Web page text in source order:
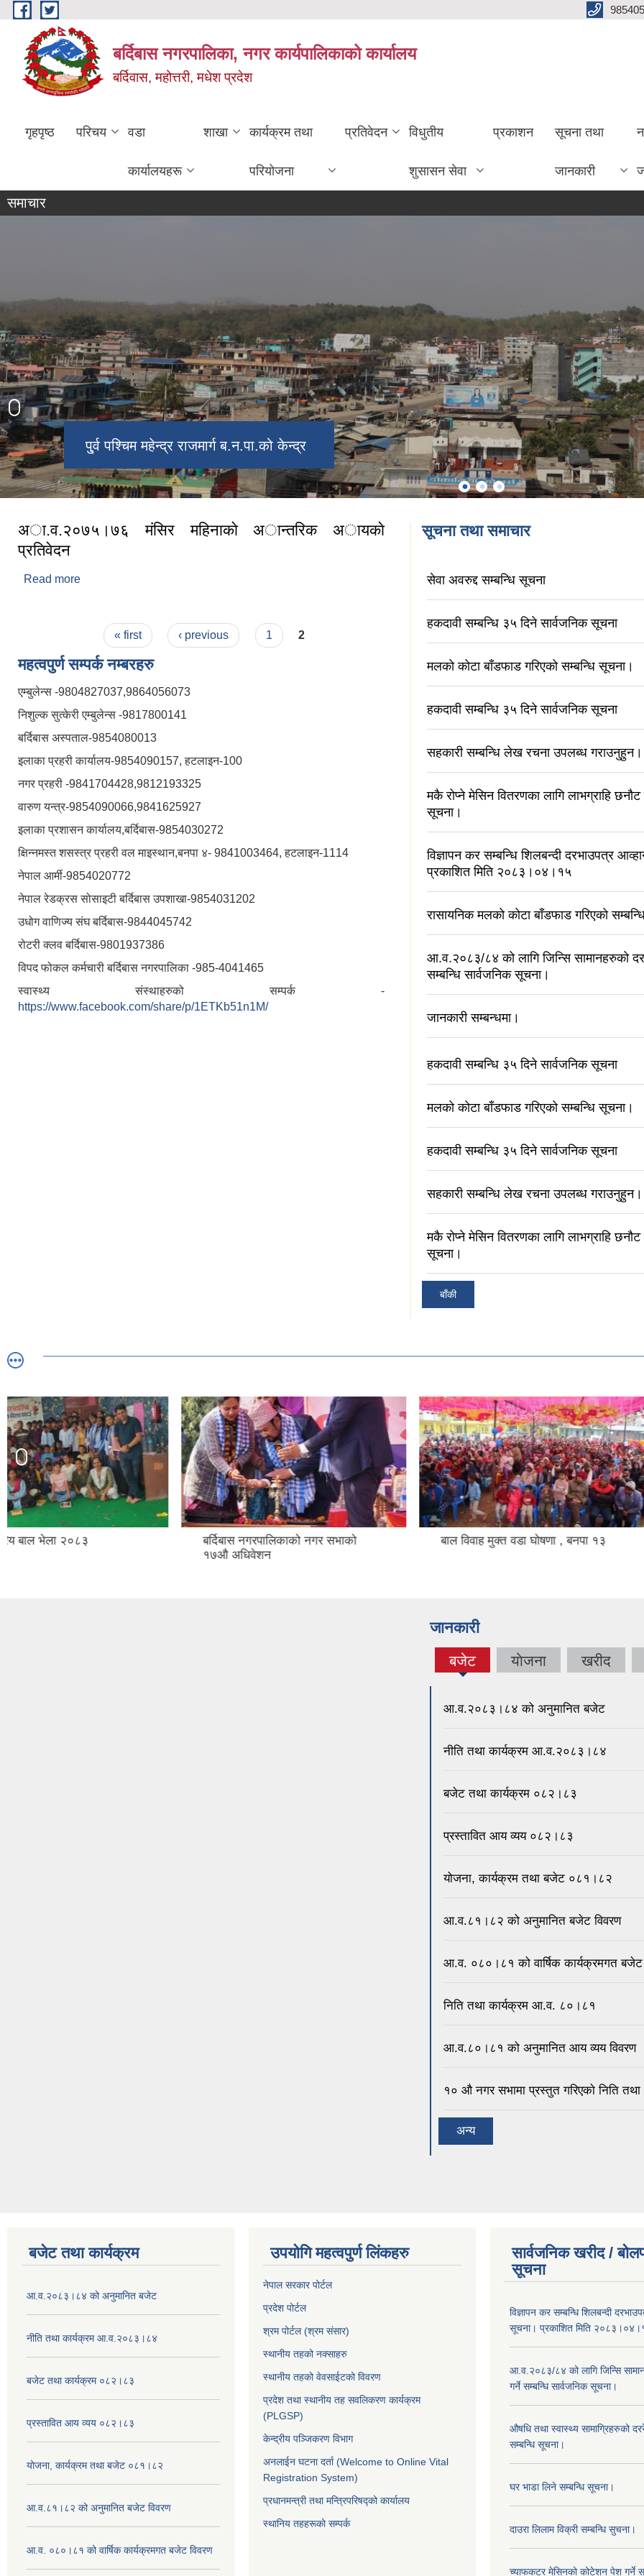
Skip to main content
बर्दिबास नगरपालिका, नगर कार्यपालिकाको कार्यालय
बर्दिवास, महोत्तरी, मधेश प्रदेश
गृहपृष्ठ परिचय वडा
कार्यालयहरू
शाखा कार्यक्रम तथा
परियोजना
प्रतिवेदन विधुतीय
शुसासन सेवा
प्रकाशन सूचना तथा
जानकारी
समाचार
पु्र्व पश्चिम महेन्द्र राजमार्ग ब.न.पा.को केन्द्र
ऐतिहासिक टुटेश्वरनाथ महादेव मन्दिर
ब.न.पा.-५
रमणीय स्मृति पार्क,ब.न.पा.-३
अा.व.२०७५।७६ मंसिर महिनाकाे अान्तरिक अायकाे
प्रतिवेदन
Read more
« first ‹ previous 1 2
महत्वपुर्ण सम्पर्क नम्बरहरु
एम्बुलेन्स -9804827037,9864056073
निशुल्क सुत्केरी एम्बुलेन्स -9817800141
बर्दिबास अस्पताल-9854080013
इलाका प्रहरी कार्यालय-9854090157, हटलाइन-100
नगर प्रहरी -9841704428,9812193325
वारुण यन्त्र-9854090066,9841625927
इलाका प्रशासन कार्यालय,बर्दिबास-9854030272
क्षिन्नमस्त शसस्त्र प्रहरी वल माइस्थान,बनपा ४- 9841003464, हटलाइन-1114
नेपाल आर्मी-9854020772
नेपाल रेडक्रस सोसाइटी बर्दिबास उपशाखा-9854031202
उधोग वाणिज्य संघ बर्दिबास-9844045742
रोटरी क्लव बर्दिबास-9801937386
विपद फोकल कर्मचारी बर्दिबास नगरपालिका -985-4041465
स्वास्थ्य संस्थाहरुको सम्पर्क -
https://www.facebook.com/share/p/1ETKb51n1M/
सूचना तथा समाचार
सेवा अवरुद्द सम्बन्धि सूचना
हकदावी सम्बन्धि ३५ दिने सार्वजनिक सूचना
मलको कोटा बाँडफाड गरिएको सम्बन्धि सूचना।
हकदावी सम्बन्धि ३५ दिने सार्वजनिक सूचना
सहकारी सम्बन्धि लेख रचना उपलब्ध गराउनुहुन।
मकै रोप्ने मेसिन वितरणका लागि लाभग्राहि छनौट
सूचना।
विज्ञापन कर सम्बन्धि शिलबन्दी दरभाउपत्र
प्रकाशित मिति २०८३।०४।१५
रासायनिक मलको कोटा बाँडफाड गरिएको
आ.व.२०८३/८४ को लागि जिन्सि सामानहरुको
सम्बन्धि सार्वजनिक सूचना।
जानकारी सम्बन्धमा।
हकदावी सम्बन्धि ३५ दिने सार्वजनिक सूचना
मलको कोटा बाँडफाड गरिएको सम्बन्धि सूचना।
हकदावी सम्बन्धि ३५ दिने सार्वजनिक सूचना
सहकारी सम्बन्धि लेख रचना उपलब्ध गराउनुहुन।
मकै रोप्ने मेसिन वितरणका लागि लाभग्राहि छनौट
सूचना।
बाँकी
बर्दिबास नगरपालिकाको नगर सभाको
बाल विवाह मुक्त वडा घोषणा , बनपा १३ बाल विवाह मुक्त वडा घोषणा ,
जानकारी
बजेट
(active
याेजना खरीद
आ.व.२०८३।८४ को अनुमानित बजेट
नीति तथा कार्यक्रम आ.व.२०८३।८४
बजेट तथा कार्यक्रम ०८२।८३
प्रस्तावित आय व्यय ०८२।८३
योजना, कार्यक्रम तथा बजेट ०८१।८२
आ.व.८१।८२ को अनुमानित बजेट विवरण
आ.व. ०८०।८१ को वार्षिक कार्यक्रमगत बजेट
निति तथा कार्यक्रम आ.व. ८०।८१
आ.व.८०।८१ को अनुमानित आय व्यय विवरण
१० औ नगर सभामा प्रस्तुत गरिएकाे निति तथा
अन्य
बजेट तथा कार्यक्रम
आ.व.२०८३।८४ को अनुमानित बजेट
नीति तथा कार्यक्रम आ.व.२०८३।८४
बजेट तथा कार्यक्रम ०८२।८३
प्रस्तावित आय व्यय ०८२।८३
योजना, कार्यक्रम तथा बजेट ०८१।८२
आ.व.८१।८२ को अनुमानित बजेट विवरण
आ.व. ०८०।८१ को वार्षिक कार्यक्रमगत बजेट विवरण
उपयोगि महत्वपुर्ण लिंकहरु
नेपाल सरकार पोर्टल
प्रदेश पोर्टल
श्रम पोर्टल (श्रम संसार)
स्थानीय तहको नक्साहरु
स्थानीय तहको वेवसाईटको विवरण
प्रदेश तथा स्थानीय तह सवलिकरण कार्यक्रम
(PLGSP)
केन्द्रीय पञ्जिकरण विभाग
अनलाईन घटना दर्ता (Welcome to Online Vital
Registration System)
प्रधानमन्त्री तथा मन्त्रिपरिषद्को कार्यालय
स्थानिय तहहरूकाे सम्पर्क
सार्वजनिक खरीद /
सूचना
विज्ञापन कर सम्बन्धि शिलबन्दी
सूचना। प्रकाशित मिति
आ.व.२०८३/८४ को लागि जिन्सि
गर्ने सम्बन्धि सार्वजनिक सूचना।
औषधि तथा स्वास्थ्य सामाग्रिहरुको
सम्बन्धि सूचना।
घर भाडा लिने सम्बन्धि सूचना।
दाउरा लिलाम विक्री सम्बन्धि सुचना।
च्याफकटर मेसिनको कोटेशन पेश गर्ने